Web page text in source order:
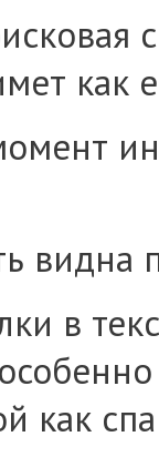
как
видна
в
как